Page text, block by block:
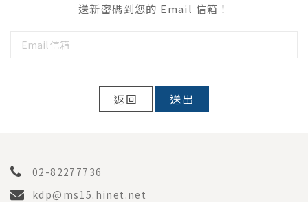
送新密碼到您的 Email 信箱！
返回 送出
02-82277736
kdp@ms15.hinet.net